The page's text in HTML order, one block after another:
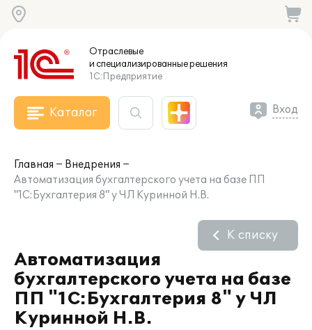
Отраслевые
и специализированныерешения
1С:Предприятие
Каталог Вход
Главная
Внедрения
Автоматизация бухгалтерского учета на базе ПП
"1С:Бухгалтерия 8" у ЧЛ Куринной Н.В.
Автоматизация
бухгалтерского учета на базе
ПП "1С:Бухгалтерия 8" у ЧЛ
Куринной Н.В.
К списку